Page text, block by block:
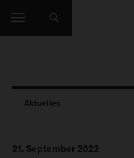
Aktuelles
21. September 2022